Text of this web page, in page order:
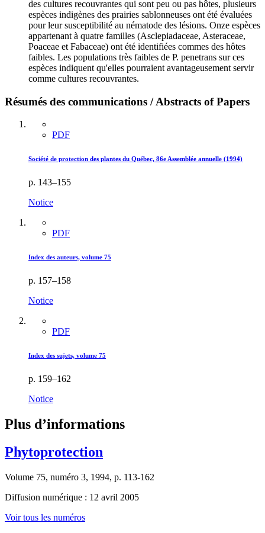
des cultures recouvrantes qui sont peu ou pas hôtes, plusieurs
espèces indigènes des prairies sablonneuses ont été évaluées
pour leur susceptibilité au nématode des lésions. Onze espèces
appartenant à quatre familles (Asclepiadaceae, Asteraceae,
Poaceae et Fabaceae) ont été identifiées commes des hôtes
faibles. Les populations très faibles de P. penetrans sur ces
espèces indiquent qu'elles pourraient avantageusement servir
comme cultures recouvrantes.
Résumés des communications / Abstracts of Papers
PDF
Société de protection des plantes du Québec, 86e Assemblée annuelle (1994)
p. 143–155
Notice
PDF
Index des auteurs, volume 75
p. 157–158
Notice
PDF
Index des sujets, volume 75
p. 159–162
Notice
Plus d’informations
Phytoprotection
Volume 75, numéro 3, 1994, p. 113-162
Diffusion numérique : 12 avril 2005
Voir tous les numéros